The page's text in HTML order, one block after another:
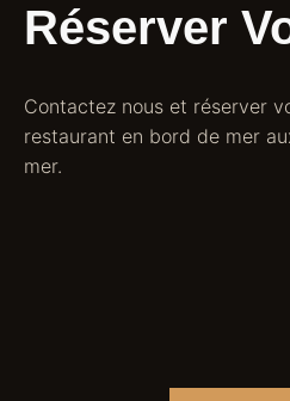
Réserver
Contactez nous et réserver
restaurant en bord de mer
mer.